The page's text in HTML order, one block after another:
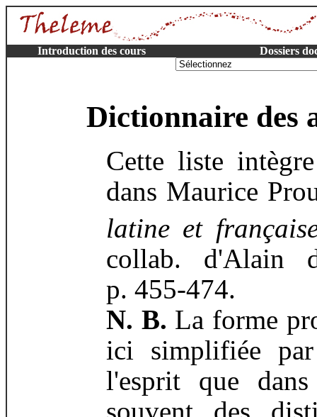
Introduction des cours Dossiers
Dictionnaire des
Cette liste
dans Maurice
latine et
collab. d'Alain
p. 455-474.
N. B. La forme
ici simplifiée
l'esprit que